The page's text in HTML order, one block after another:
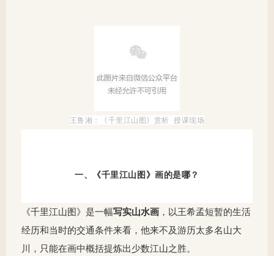
王鲁湘：《千里江山图》赏析 授课现场
一、《千里江山图》画的是哪？
《千里江山图》是一幅写实山水画 ，以王希孟短暂的生活
经历和当时的交通条件来看，他来不及游历太多名山大
川，只能在画中概括提炼出少数江山之胜。